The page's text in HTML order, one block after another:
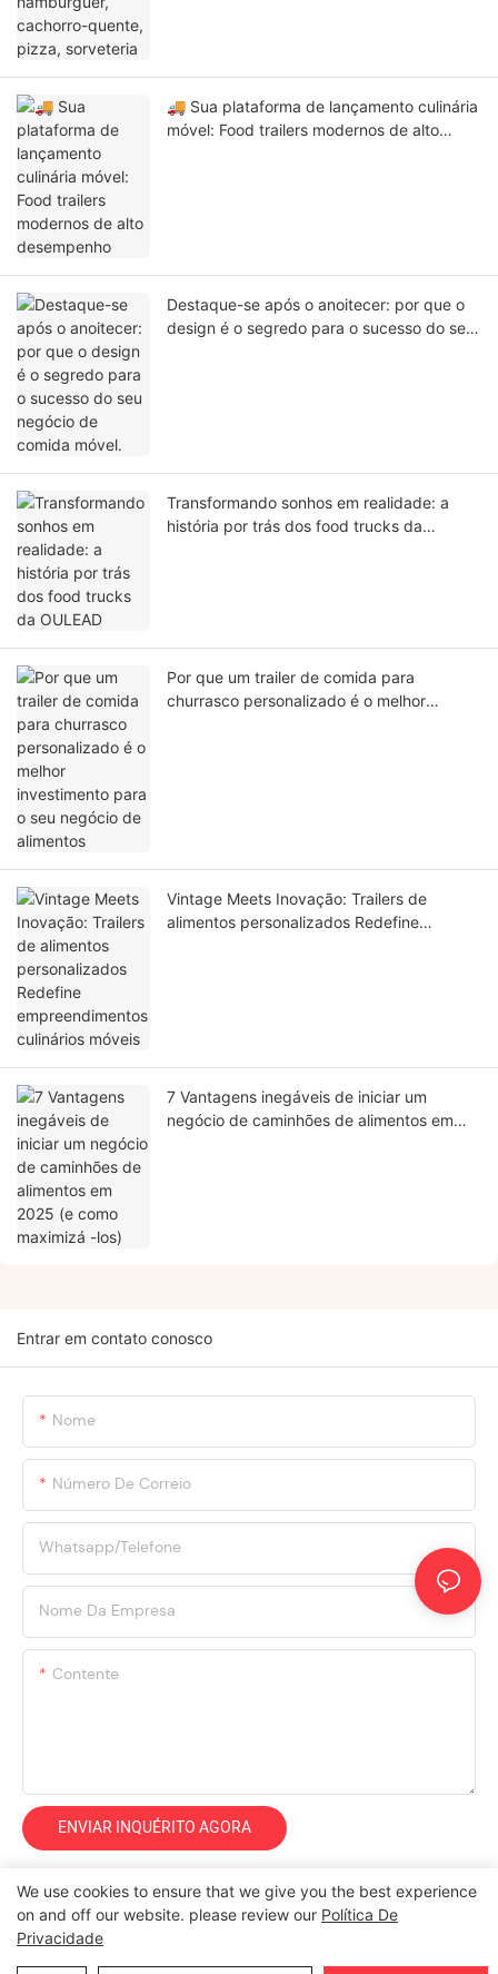
🚚 Sua plataforma de lançamento culinária
móvel: Food trailers modernos de alto
Destaque-se após o anoitecer: por que o
design é o segredo para o sucesso do seu
Transformando sonhos em realidade: a
história por trás dos food trucks da
Por que um trailer de comida para
churrasco personalizado é o melhor
Vintage Meets Inovação: Trailers de
alimentos personalizados Redefine
7 Vantagens inegáveis ​​de iniciar um
negócio de caminhões de alimentos em
Entrar em contato conosco
Nome
Número De Correio
Whatsapp/Telefone
Nome Da Empresa
Contente
ENVIAR INQUÉRITO AGORA
We use cookies to ensure that we give you the best experience
on and off our website. please review our Política De
Privacidade